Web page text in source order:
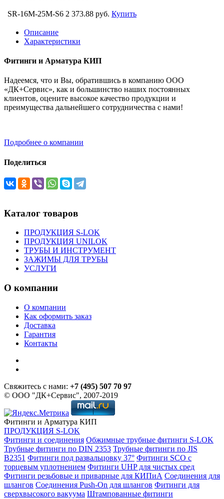
SR-16M-25M-S6 2 373.88 руб. Купить
Описание
Характеристики
Фитинги и Арматура КИП
Надеемся, что и Вы, обратившись в компанию ООО
«ДК+Сервис», как и большинство наших постоянных
клиентов, оцените высокое качество продукции и
преимущества дальнейшего сотрудничества с нами!
Подробнее о компании
Поделиться
Каталог товаров
ПРОДУКЦИЯ S-LOK
ПРОДУКЦИЯ UNILOK
ТРУБЫ И ИНСТРУМЕНТ
ЗАЖИМЫ ДЛЯ ТРУБЫ
УСЛУГИ
О компании
О компании
Как оформить заказ
Доставка
Гарантия
Контакты
Свяжитесь с нами: +7 (495) 507 70 97
© ООО "ДК+Сервис", 2007-2019
Фитинги и Арматура КИП
ПРОДУКЦИЯ S-LOK
Фитинги и соединения Обжимные трубные фитинги S-LOK
Трубные фитинги по DIN 2353 Трубные фитинги по JIS
B2351 Фитинги под развальцовку 37° Фитинги SCO с
торцевым уплотнением Фитинги UHP для чистых сред
Фитинги резьбовые и приварные для КИПиА Соединения для
шлангов Соединения Push-On для шлангов Фитинги для
сверхвысокого вакуума Штампованные фитинги